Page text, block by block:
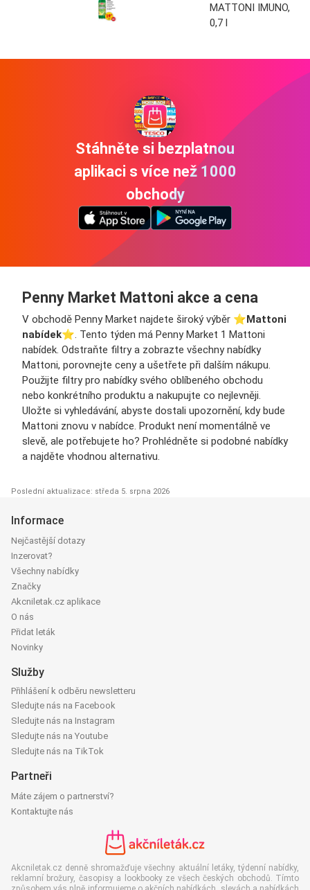
MATTONI IMUNO,
0,7 l
Stáhněte si bezplatnou
aplikaci s více než 1000
obchody
Penny Market Mattoni akce a cena
V obchodě Penny Market najdete široký výběr ⭐️Mattoni
nabídek⭐️. Tento týden má Penny Market 1 Mattoni
nabídek. Odstraňte filtry a zobrazte všechny nabídky
Mattoni, porovnejte ceny a ušetřete při dalším nákupu.
Použijte filtry pro nabídky svého oblíbeného obchodu
nebo konkrétního produktu a nakupujte co nejlevněji.
Uložte si vyhledávání, abyste dostali upozornění, kdy bude
Mattoni znovu v nabídce. Produkt není momentálně ve
slevě, ale potřebujete ho? Prohlédněte si podobné nabídky
a najděte vhodnou alternativu.
Poslední aktualizace: středa 5. srpna 2026
Informace
Nejčastější dotazy
Inzerovat?
Všechny nabídky
Značky
Akcniletak.cz aplikace
O nás
Přidat leták
Novinky
Služby
Přihlášení k odběru newsletteru
Sledujte nás na Facebook
Sledujte nás na Instagram
Sledujte nás na Youtube
Sledujte nás na TikTok
Partneři
Máte zájem o partnerství?
Kontaktujte nás
Akcniletak.cz denně shromažďuje všechny aktuální letáky, týdenní nabídky,
reklamní brožury, časopisy a lookbooky ze všech českých obchodů. Tímto